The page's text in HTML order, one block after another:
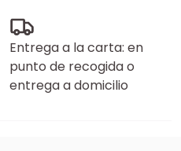
Entrega a la carta: en
punto de recogida o
entrega a domicilio